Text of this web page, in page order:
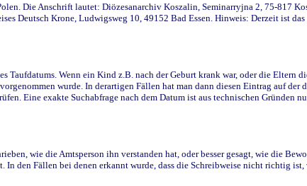
Die Anschrift lautet: Diözesanarchiv Koszalin, Seminarryjna 2, 75-817
Deutsch Krone, Ludwigsweg 10, 49152 Bad Essen. Hinweis: Derzeit ist
Wenn ein Kind z.B. nach der Geburt krank war, oder die Eltern
wurde. In derartigen Fällen hat man dann diesen Eintrag auf der
Eine exakte Suchabfrage nach dem Datum ist aus technischen Gründen
wie die Amtsperson ihn verstanden hat, oder besser gesagt, wie die
den Fällen bei denen erkannt wurde, dass die Schreibweise nicht richtig